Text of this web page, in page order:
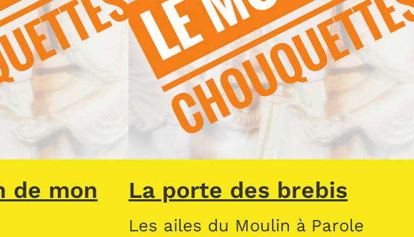
de mon
La porte des brebis
Les ailes du Moulin à Parole